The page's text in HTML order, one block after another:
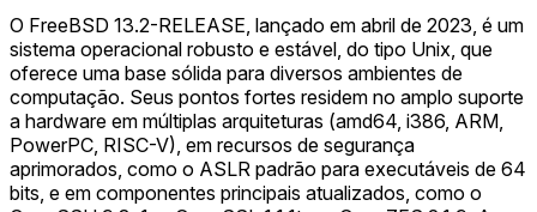
O FreeBSD 13.2-RELEASE, lançado em abril de 2023, é um
sistema operacional robusto e estável, do tipo Unix, que
oferece uma base sólida para diversos ambientes de
computação. Seus pontos fortes residem no amplo suporte
a hardware em múltiplas arquiteturas (amd64, i386, ARM,
PowerPC, RISC-V), em recursos de segurança
aprimorados, como o ASLR padrão para executáveis de 64
bits, e em componentes principais atualizados, como o